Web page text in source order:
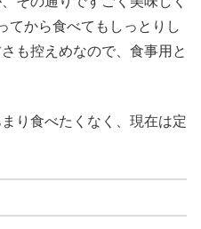
てから食べてもしっとりし
も控えめなので、食事用と
り食べたくなく、現在は定